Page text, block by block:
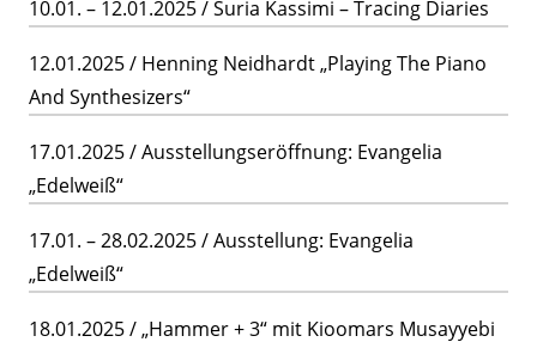
10.01. – 12.01.2025 / Suria Kassimi – Tracing Diaries
12.01.2025 / Henning Neidhardt „Playing The Piano
And Synthesizers“
17.01.2025 / Ausstellungseröffnung: Evangelia
„Edelweiß“
17.01. – 28.02.2025 / Ausstellung: Evangelia
„Edelweiß“
18.01.2025 / „Hammer + 3“ mit Kioomars Musayyebi